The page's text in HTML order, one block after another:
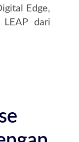
Edge,
LEAP dari